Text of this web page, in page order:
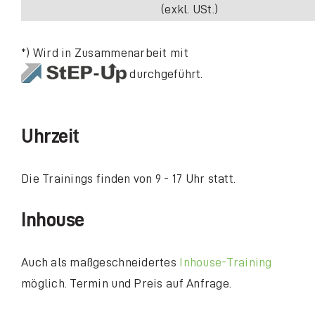
(exkl. USt.)
*) Wird in Zusammenarbeit mit
durchgeführt.
Uhrzeit
Die Trainings finden von 9 - 17 Uhr statt.
Inhouse
Auch als maßgeschneidertes Inhouse-Training
möglich. Termin und Preis auf Anfrage.